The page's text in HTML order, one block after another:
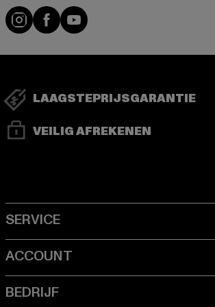
Visit our Instagram page:
Visit our Facebook page:
Visit our YouTube channel:
LAAGSTEPRIJSGARANTIE
VEILIG AFREKENEN